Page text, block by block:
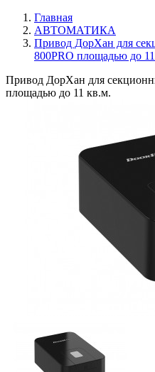
Главная
АВТОМАТИКА
Привод ДорХан для
800PRO площадью до
Привод ДорХан для
площадью до 11 кв.м.